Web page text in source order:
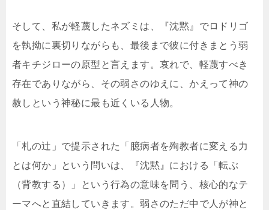
そして、私が軽蔑したネズミは、『沈黙』でロドリゴ
を執拗に裏切りながらも、最後まで彼に付きまとう弱
者キチジローの原型と言えます。哀れで、軽蔑すべき
存在でありながら、その弱さのゆえに、かえって神の
赦しという神秘に最も近くいる人物。
「札の辻」で提示された「臆病者を殉教者に変える力
とは何か」という問いは、『沈黙』における「転ぶ
（背教する）」という行為の意味を問う、核心的なテ
ーマへと直結していきます。弱さのただ中で人が神と